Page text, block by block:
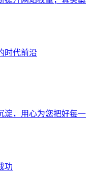
时代前沿
淀，用心为您把好每一
功